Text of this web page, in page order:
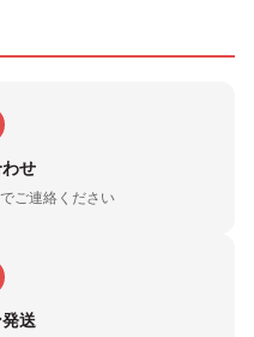
せ
ご連絡ください
送